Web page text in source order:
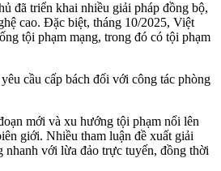
đã triển khai nhiều giải pháp đồng bộ,
cao. Đặc biệt, tháng 10/2025, Việt
tội phạm mạng, trong đó có tội phạm
cầu cấp bách đối với công tác phòng
mới và xu hướng tội phạm nổi lên
giới. Nhiều tham luận đề xuất giải
nhanh với lừa đảo trực tuyến, đồng thời